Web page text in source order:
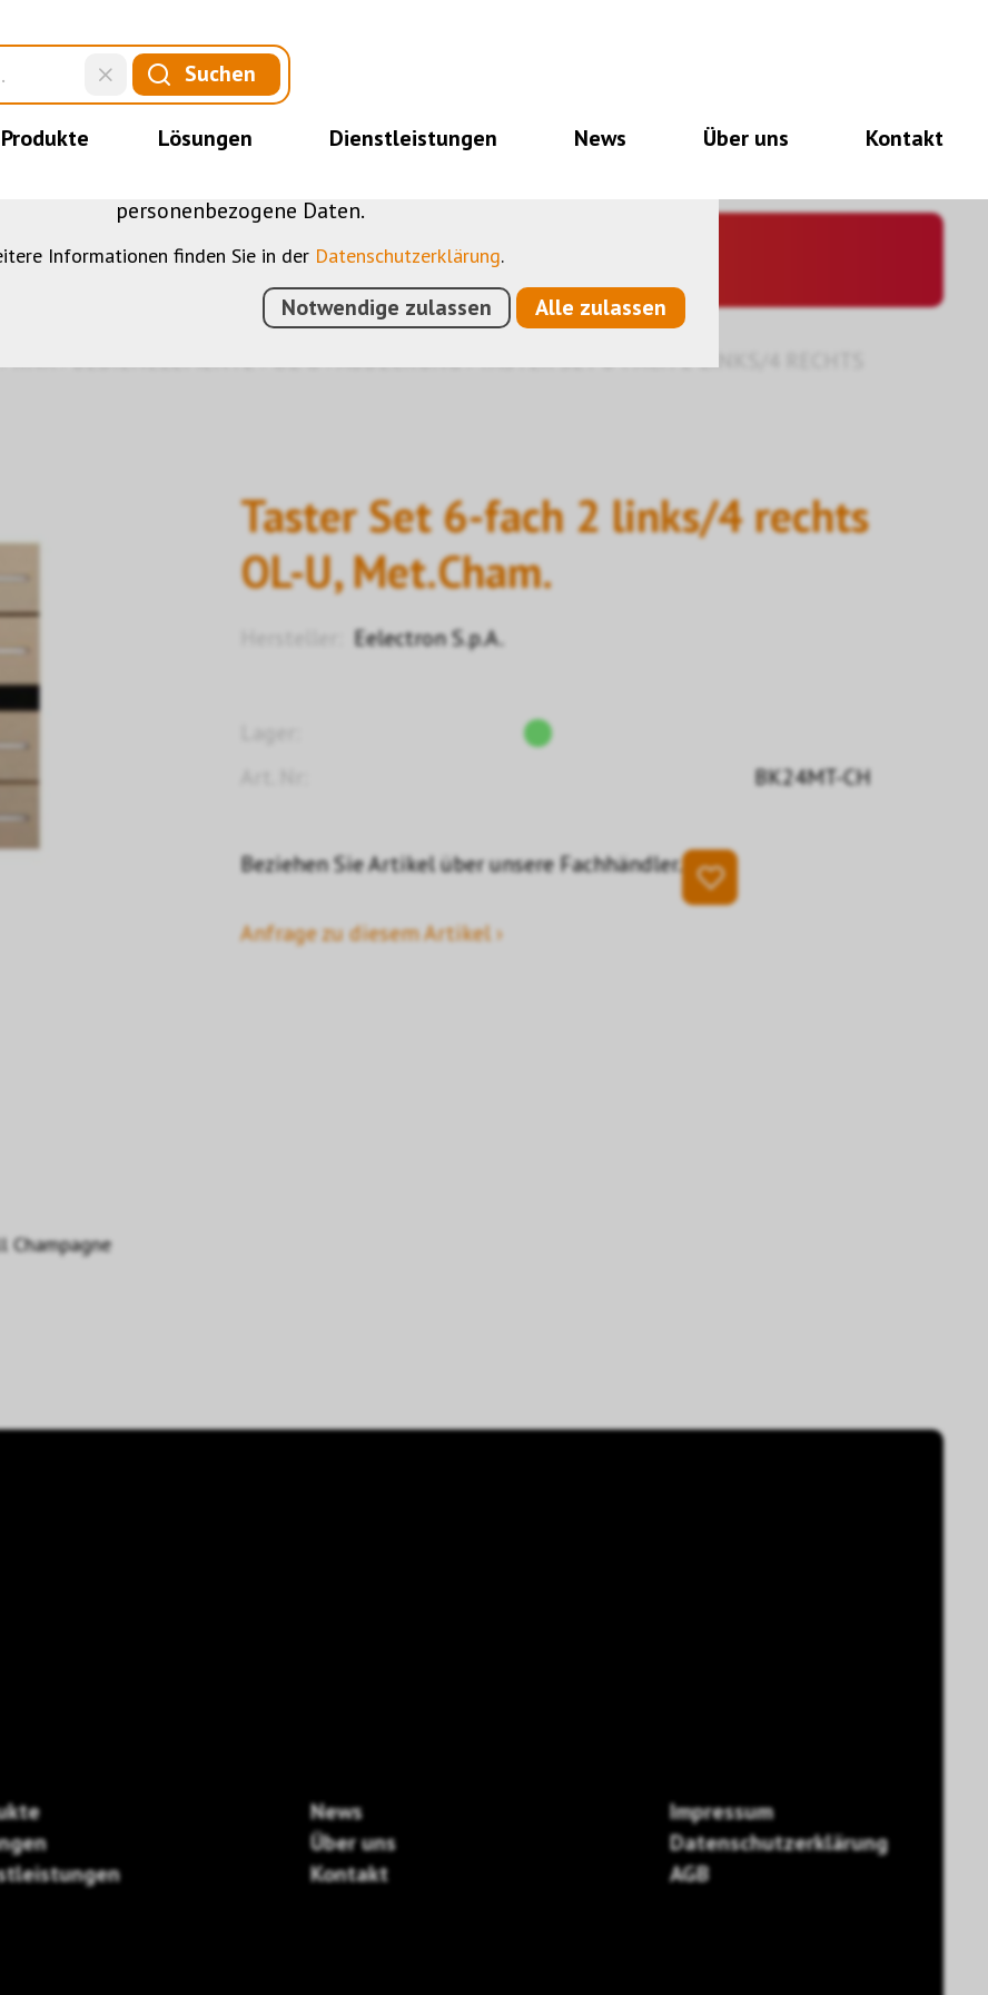
Suchen
Produkte Lösungen Dienstleistungen News Über uns Kontakt
›KNX›BEDIENELEMENTE›OL-U›ABDECKUNG›TASTER SET 6-FACH 2 LINKS/4 RECHTS
Taster Set 6-fach 2 links/4 rechts
OL-U, Met.Cham.
Eelectron S.p.A.
BK24MT-CH
Beziehen Sie Artikel über unsere Fachhändler.
Anfrage zu diesem Artikel ›
Champagne
News
Über uns
Kontakt
Impressum
Datenschutzerklärung
AGB
DIESE WEBSITE VERWENDET COOKIES
Website verschiedene Cookies: Einige sind notwendig für den
Website, andere ermöglichen Ihnen mehr Funktionalitäten, und noch
die Nutzenden besser zu verstehen. Sie sind also eine Hilfe, unsere
personenbezogene Daten.
Informationen finden Sie in der Datenschutzerklärung.
Notwendige zulassen Alle zulassen